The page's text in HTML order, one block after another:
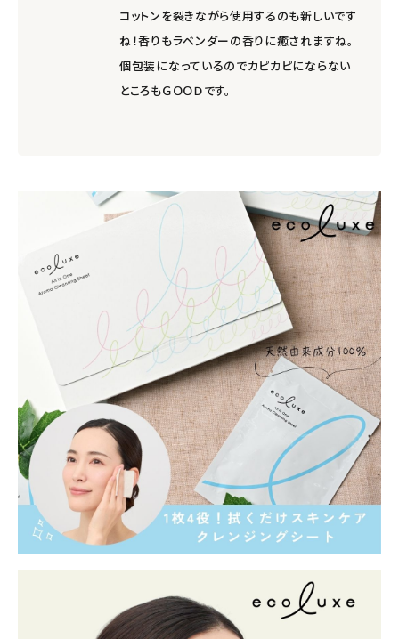
コットンを裂きながら使用するのも新しいです
ね！香りもラベンダーの香りに癒されますね。
個包装になっているのでカピカピにならない
ところもＧＯＯＤです。